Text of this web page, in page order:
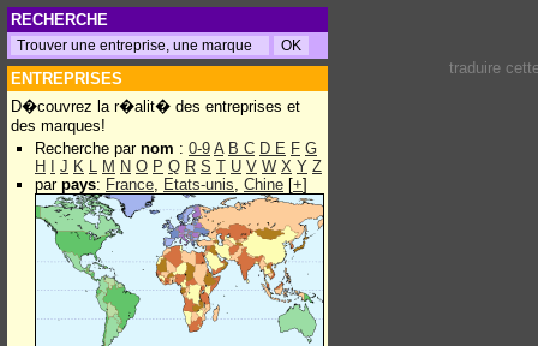
RECHERCHE
ENTREPRISES
D�couvrez la r�alit� des entreprises et
des marques!
Recherche par nom : 0-9 A B C D E F G
H
J K L M N O P Q R S T U V W X Y Z
par pays: France, Etats-unis, Chine [+]
traduire